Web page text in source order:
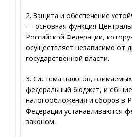
2. Защита и обеспечение
— основная функция
Российской Федерации,
осуществляет независимо от
государственной власти.
3. Система налогов,
федеральный бюджет, и
налогообложения и сборов в
Федерации устанавливаются
законом.